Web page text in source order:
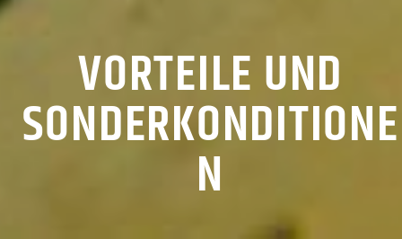
VORTEILE UND
SONDERKONDITIONE
N